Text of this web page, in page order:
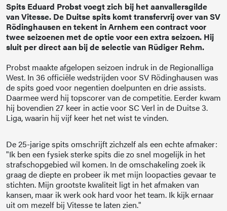
Spits Eduard Probst voegt zich bij het aanvallersgilde
van Vitesse. De Duitse spits komt transfervrij over van SV
Rödinghausen en tekent in Arnhem een contract voor
twee seizoenen met de optie voor een extra seizoen. Hij
sluit per direct aan bij de selectie van Rüdiger Rehm.
Probst maakte afgelopen seizoen indruk in de Regionalliga
West. In 36 officiële wedstrijden voor SV Rödinghausen was
de spits goed voor negentien doelpunten en drie assists.
Daarmee werd hij topscorer van de competitie. Eerder kwam
hij bovendien 27 keer in actie voor SC Verl in de Duitse 3.
Liga, waarin hij vijf keer het net wist te vinden.
De 25-jarige spits omschrijft zichzelf als een echte afmaker:
"Ik ben een fysiek sterke spits die zo snel mogelijk in het
strafschopgebied wil komen. In de omschakeling zoek ik
graag de diepte en probeer ik met mijn loopacties gevaar te
stichten. Mijn grootste kwaliteit ligt in het afmaken van
kansen, maar ik werk ook hard voor het team. Ik kijk ernaar
uit om mezelf bij Vitesse te laten zien."